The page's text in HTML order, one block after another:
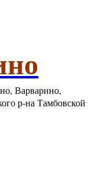
Варварино,
р-на Тамбовской